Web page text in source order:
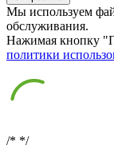
Мы используем
обслуживания.
Нажимая кнопку
политики
/* */